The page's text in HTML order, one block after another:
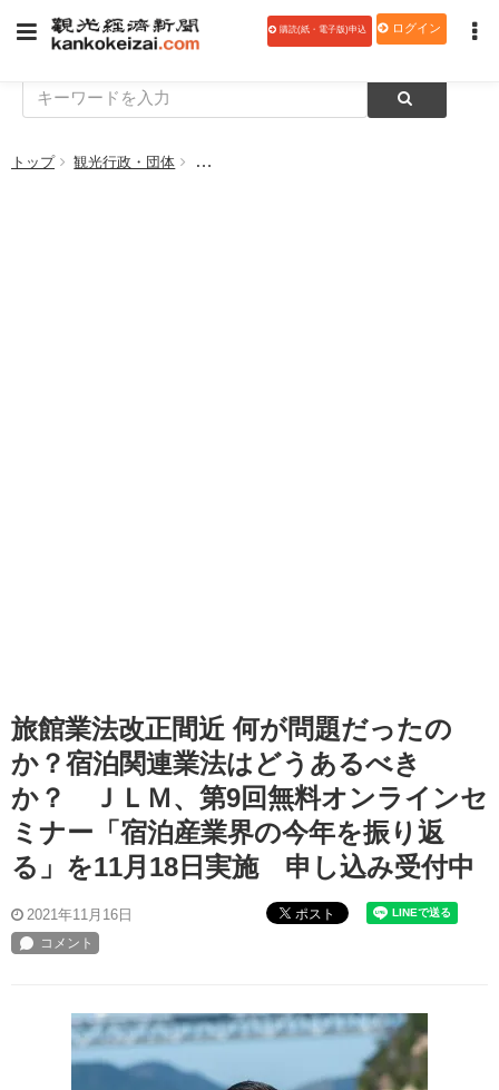
購読(紙・電子版)申込 ログイン
トップ 観光行政・団体 旅館業法改正間近 何が問題だったのか？宿
旅館業法改正間近 何が問題だったの
か？宿泊関連業法はどうあるべき
か？ ＪＬＭ、第9回無料オンラインセ
ミナー「宿泊産業界の今年を振り返
る」を11月18日実施 申し込み受付中
2021年11月16日 ポスト